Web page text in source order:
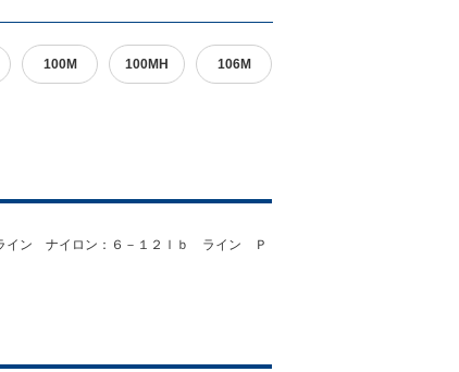
100M 100MH 106M
イン ナイロン：６－１２ｌｂ ライン Ｐ